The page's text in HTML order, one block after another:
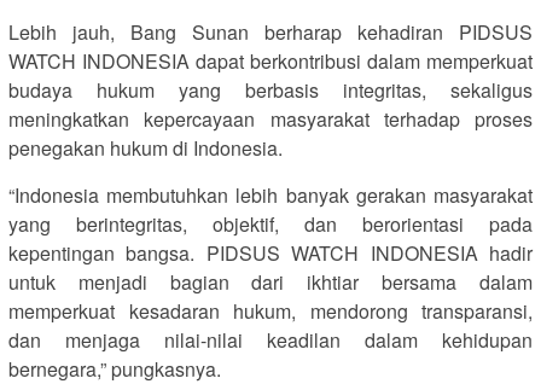
Lebih jauh, Bang Sunan berharap kehadiran PIDSUS
WATCH INDONESIA dapat berkontribusi dalam memperkuat
budaya hukum yang berbasis integritas, sekaligus
meningkatkan kepercayaan masyarakat terhadap proses
penegakan hukum di Indonesia.
“Indonesia membutuhkan lebih banyak gerakan masyarakat
yang berintegritas, objektif, dan berorientasi pada
kepentingan bangsa. PIDSUS WATCH INDONESIA hadir
untuk menjadi bagian dari ikhtiar bersama dalam
memperkuat kesadaran hukum, mendorong transparansi,
dan menjaga nilai-nilai keadilan dalam kehidupan
bernegara,” pungkasnya.